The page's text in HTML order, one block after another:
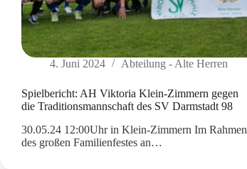
4. Juni 2024 Abteilung - Alte Herren
Spielbericht: AH Viktoria Klein-Zimmern gegen
die Traditionsmannschaft des SV Darmstadt 98
30.05.24 12:00Uhr in Klein-Zimmern Im Rahmen
des großen Familienfestes an…